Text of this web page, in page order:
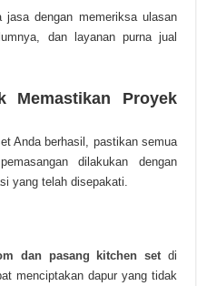
jasa dengan memeriksa ulasan
dan layanan purna jual
Memastikan Proyek
Anda berhasil, pastikan semua
dilakukan dengan
yang telah disepakati.
dan pasang kitchen set di
menciptakan dapur yang tidak